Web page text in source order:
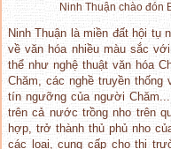
Ninh Thuận chào đón
Ninh Thuận là miền đất hội tụ
về văn hóa nhiều màu sắc
thể như nghệ thuật văn hóa
Chăm, các nghề truyền
tín ngưỡng của người
trên cả nước trồng nho trên
hợp, trở thành thủ phủ nho
các loại, cung cấp cho thị